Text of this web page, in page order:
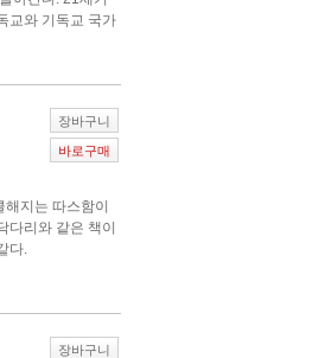
교와 기독교 국가
지는 따스함이
다리와 같은 책이
다.
장바구니
바로구매
장바구니